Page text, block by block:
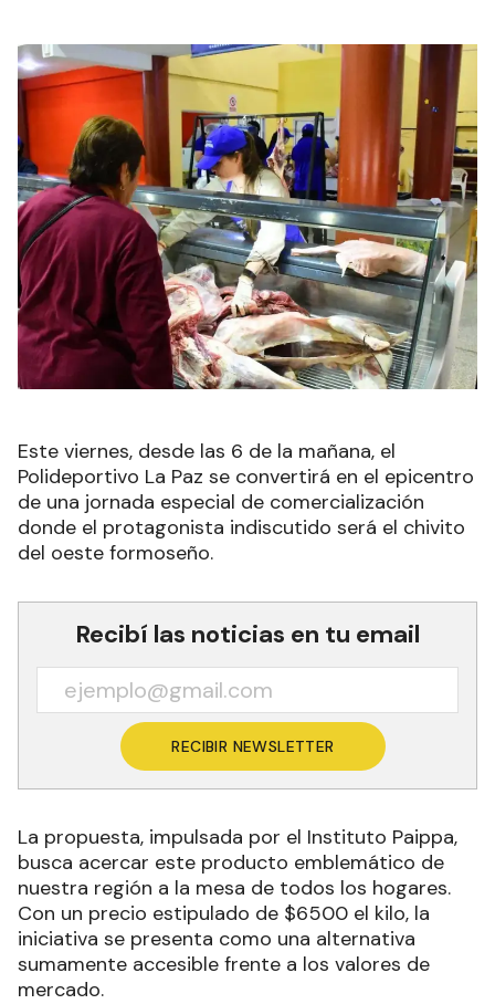
Este viernes, desde las 6 de la mañana, el
Polideportivo La Paz se convertirá en el epicentro
de una jornada especial de comercialización
donde el protagonista indiscutido será el chivito
del oeste formoseño.
Recibí las noticias en tu email
RECIBIR NEWSLETTER
La propuesta, impulsada por el Instituto Paippa,
busca acercar este producto emblemático de
nuestra región a la mesa de todos los hogares.
Con un precio estipulado de $6500 el kilo, la
iniciativa se presenta como una alternativa
sumamente accesible frente a los valores de
mercado.